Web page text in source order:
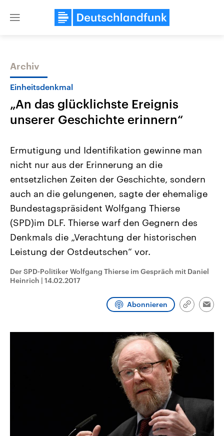
Close
Themen
Aktuelle Beiträge, Analysen und
Hintergründe
Wirtschaftlich und militärisch
gehören die Vereinigten Staaten zu
den mächtigsten Ländern der Erde,
mit großem Einfluss auf das
aktuelle Weltgeschehen.
Nahostkonflikt
Aktuelle Lage und
Der Überfall der
Terrororganisation Hamas
Oktober 2023 auf Israel
Region wieder die Gewalt
Israel möchte die Hamas
Diese wird wie die
Libanon vom Iran
Sendungen Programm Podcasts
Audio-Archiv
Archiv
Einheitsdenkmal
„An das glücklichste Ereignis
unserer Geschichte erinnern“
Ermutigung und Identifikation gewinne man
nicht nur aus der Erinnerung an die
entsetzlichen Zeiten der Geschichte, sondern
auch an die gelungenen, sagte der ehemalige
Bundestagspräsident Wolfgang Thierse
(SPD)im DLF. Thierse warf den Gegnern des
Denkmals die „Verachtung der historischen
Leistung der Ostdeutschen“ vor.
Der SPD-Politiker Wolfgang Thierse im Gespräch mit Daniel
Heinrich | 14.02.2017
Abonnieren
Link